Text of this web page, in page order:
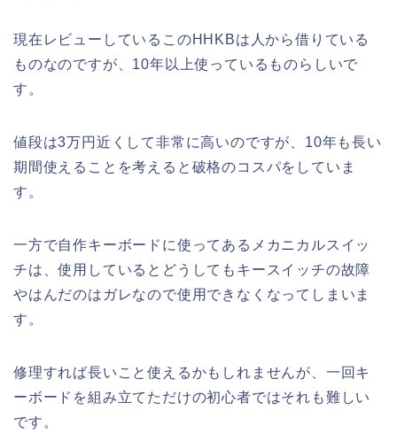
現在レビューしているこのHHKBは人から借りている
ものなのですが、10年以上使っているものらしいで
す。
値段は3万円近くして非常に高いのですが、10年も長い
期間使えることを考えると破格のコスパをしていま
す。
一方で自作キーボードに使ってあるメカニカルスイッ
チは、使用しているとどうしてもキースイッチの故障
やはんだのはガレなので使用できなくなってしまいま
す。
修理すれば長いこと使えるかもしれませんが、一回キ
ーボードを組み立てただけの初心者ではそれも難しい
です。